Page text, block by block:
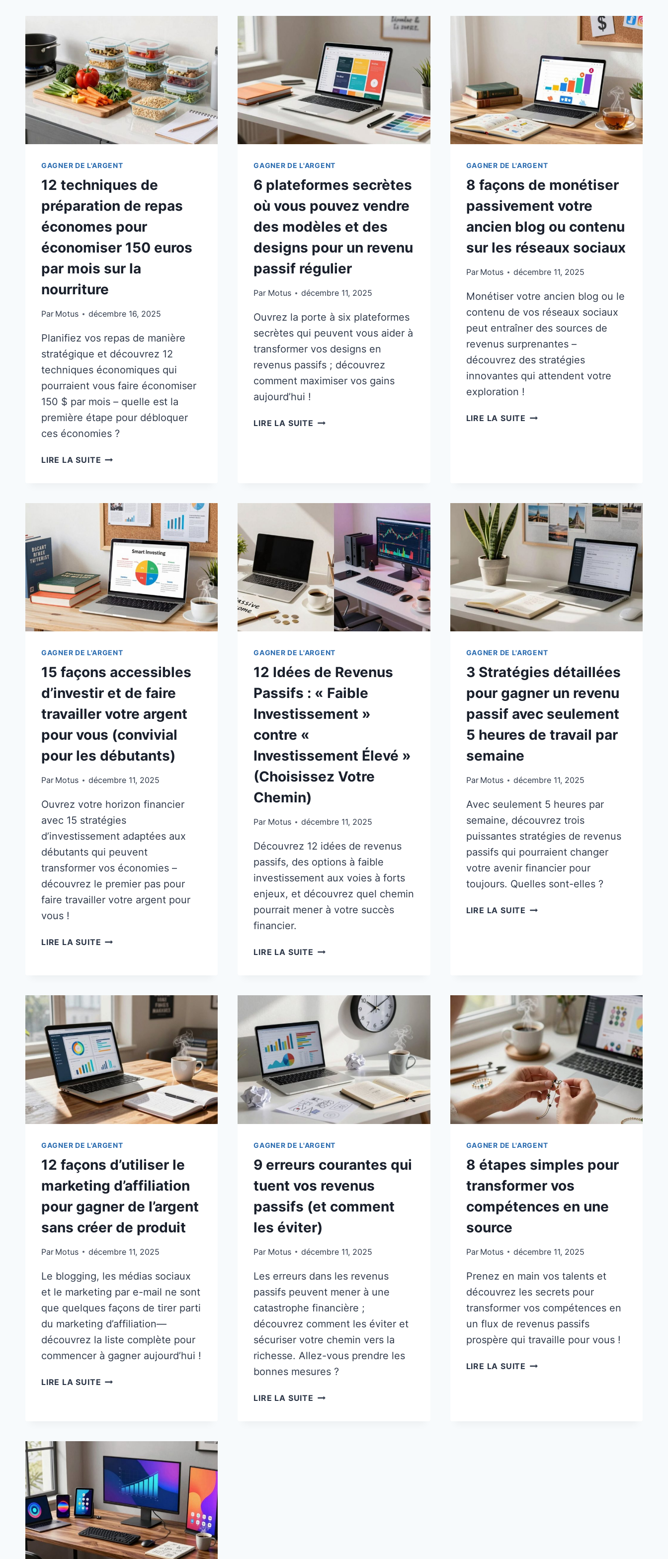
GAGNER DE L'ARGENT
12 techniques de
préparation de repas
économes pour
économiser 150 euros
par mois sur la
nourriture
Par Motus décembre 16, 2025
Planifiez vos repas de manière
stratégique et découvrez 12
techniques économiques qui
pourraient vous faire économiser
150 $ par mois – quelle est la
première étape pour débloquer
ces économies ?
LIRE LA SUITE 12
DE
REPAS
ÉCONOMES
POUR
ÉCONOMISER
150
EUROS
PAR
MOIS
SUR
LA
GAGNER DE L'ARGENT
6 plateformes secrètes
où vous pouvez vendre
des modèles et des
designs pour un revenu
passif régulier
Par Motus décembre 11, 2025
Ouvrez la porte à six plateformes
secrètes qui peuvent vous aider à
transformer vos designs en
revenus passifs ; découvrez
comment maximiser vos gains
aujourd’hui !
LIRE LA SUITE 6
MODÈLES
DES
DESIGNS
POUR
REVENU
PASSIF
RÉGULIER
GAGNER DE L'ARGENT
8 façons de monétiser
passivement votre
ancien blog ou contenu
sur les réseaux sociaux
Par Motus décembre 11, 2025
Monétiser votre ancien blog ou le
contenu de vos réseaux sociaux
peut entraîner des sources de
revenus surprenantes –
découvrez des stratégies
innovantes qui attendent votre
exploration !
LIRE LA SUITE 8
BLOG
OU
CONTENU
SUR
SOCIAUX
GAGNER DE L'ARGENT
15 façons accessibles
d’investir et de faire
travailler votre argent
pour vous (convivial
pour les débutants)
Par Motus décembre 11, 2025
Ouvrez votre horizon financier
avec 15 stratégies
d’investissement adaptées aux
débutants qui peuvent
transformer vos économies –
découvrez le premier pas pour
faire travailler votre argent pour
vous !
LIRE LA SUITE 15
TRAVAILLER
VOTRE
ARGENT
POUR
VOUS
(CONVIVIAL
POUR
LES
DÉBUTANTS)
GAGNER DE L'ARGENT
12 Idées de Revenus
Passifs : « Faible
Investissement »
contre «
Investissement Élevé »
(Choisissez Votre
Chemin)
Par Motus décembre 11, 2025
Découvrez 12 idées de revenus
passifs, des options à faible
investissement aux voies à forts
enjeux, et découvrez quel chemin
pourrait mener à votre succès
financier.
LIRE LA SUITE 12
PASSIFS
«
FAIBLE
INVESTISSEMENT
»
CONTRE
«
INVESTISSEMENT
ÉLEVÉ
»
VOTRE
CHEMIN)
GAGNER DE L'ARGENT
3 Stratégies détaillées
pour gagner un revenu
passif avec seulement
5 heures de travail par
semaine
Par Motus décembre 11, 2025
Avec seulement 5 heures par
semaine, découvrez trois
puissantes stratégies de revenus
passifs qui pourraient changer
votre avenir financier pour
toujours. Quelles sont-elles ?
LIRE LA SUITE 3
PASSIF
AVEC
SEULEMENT
5
HEURES
DE
TRAVAIL
PAR
SEMAINE
GAGNER DE L'ARGENT
12 façons d’utiliser le
marketing d’affiliation
pour gagner de l’argent
sans créer de produit
Par Motus décembre 11, 2025
Le blogging, les médias sociaux
et le marketing par e-mail ne sont
que quelques façons de tirer parti
du marketing d’affiliation—
découvrez la liste complète pour
commencer à gagner aujourd’hui !
LIRE LA SUITE 12
D’AFFILIATION
POUR
GAGNER
L’ARGENT
SANS
CRÉER
DE
PRODUIT
GAGNER DE L'ARGENT
9 erreurs courantes qui
tuent vos revenus
passifs (et comment
les éviter)
Par Motus décembre 11, 2025
Les erreurs dans les revenus
passifs peuvent mener à une
catastrophe financière ;
découvrez comment les éviter et
sécuriser votre chemin vers la
richesse. Allez-vous prendre les
bonnes mesures ?
LIRE LA SUITE 9
GAGNER DE L'ARGENT
8 étapes simples pour
transformer vos
compétences en une
source
Par Motus décembre 11, 2025
Prenez en main vos talents et
découvrez les secrets pour
transformer vos compétences en
un flux de revenus passifs
prospère qui travaille pour vous !
LIRE LA SUITE 8